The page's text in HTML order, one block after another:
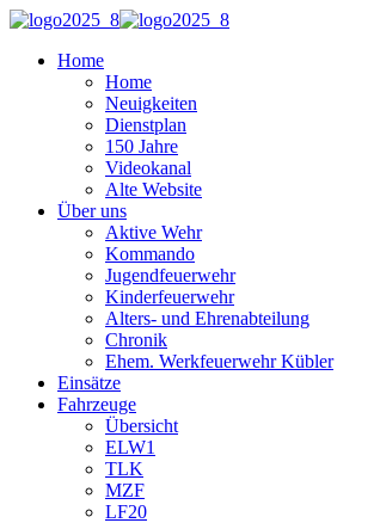
Home
Home
Neuigkeiten
Dienstplan
150 Jahre
Videokanal
Alte Website
Über uns
Aktive Wehr
Kommando
Jugendfeuerwehr
Kinderfeuerwehr
Alters- und Ehrenabteilung
Chronik
Ehem. Werkfeuerwehr Kübler
Einsätze
Fahrzeuge
Übersicht
ELW1
TLK
MZF
LF20